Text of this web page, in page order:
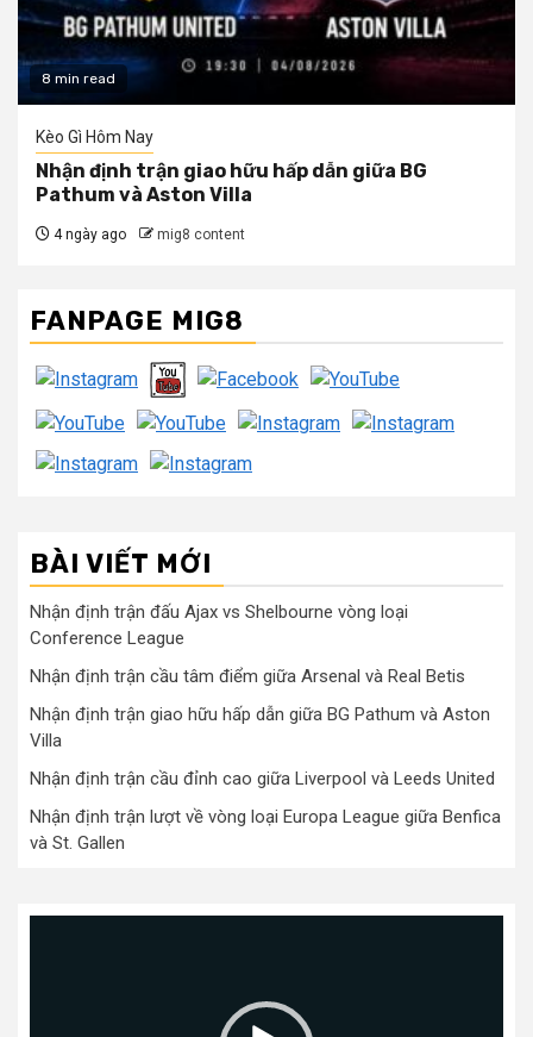
8 min read
Kèo Gì Hôm Nay
Nhận định trận giao hữu hấp dẫn giữa BG
Pathum và Aston Villa
4 ngày ago mig8 content
FANPAGE MIG8
BÀI VIẾT MỚI
Nhận định trận đấu Ajax vs Shelbourne vòng loại
Conference League
Nhận định trận cầu tâm điểm giữa Arsenal và Real Betis
Nhận định trận giao hữu hấp dẫn giữa BG Pathum và Aston
Villa
Nhận định trận cầu đỉnh cao giữa Liverpool và Leeds United
Nhận định trận lượt về vòng loại Europa League giữa Benfica
và St. Gallen